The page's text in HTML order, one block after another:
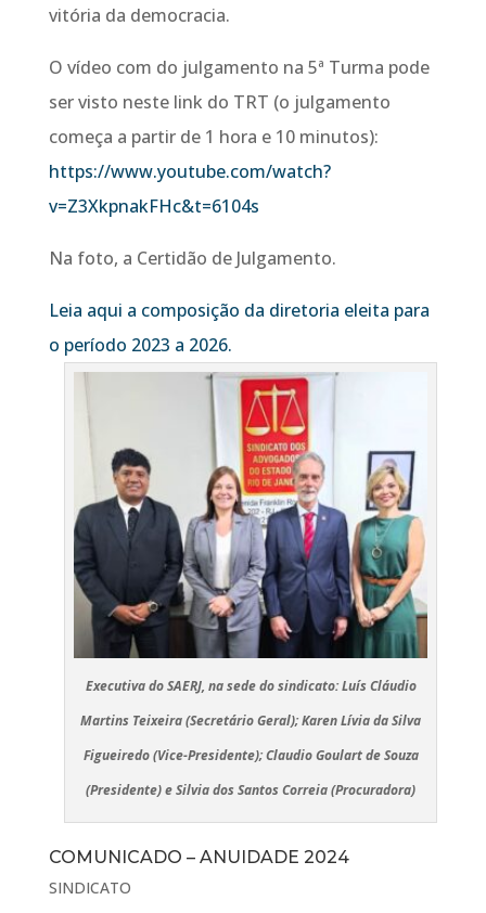
vitória da democracia.
O vídeo com do julgamento na 5ª Turma pode
ser visto neste link do TRT (o julgamento
começa a partir de 1 hora e 10 minutos):
https://www.youtube.com/watch?
v=Z3XkpnakFHc&t=6104s
Na foto, a Certidão de Julgamento.
Leia aqui a composição da diretoria eleita para
o período 2023 a 2026.
Executiva do SAERJ, na sede do sindicato: Luís Cláudio
Martins Teixeira (Secretário Geral); Karen Lívia da Silva
Figueiredo (Vice-Presidente); Claudio Goulart de Souza
(Presidente) e Silvia dos Santos Correia (Procuradora)
COMUNICADO – ANUIDADE 2024
SINDICATO